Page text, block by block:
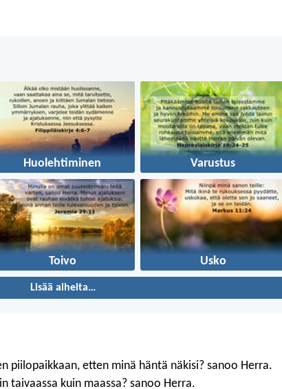
Huolehtiminen Varustus
Toivo Usko
Lisää aiheita…
piilopaikkaan, etten minä häntä näkisi? sanoo Herra.
taivaassa kuin maassa? sanoo Herra.